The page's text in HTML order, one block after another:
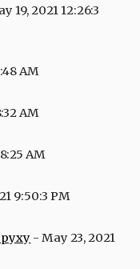
19, 2021 12:26:3
AM
AM
AM
9:50:3 PM
- May 23, 2021